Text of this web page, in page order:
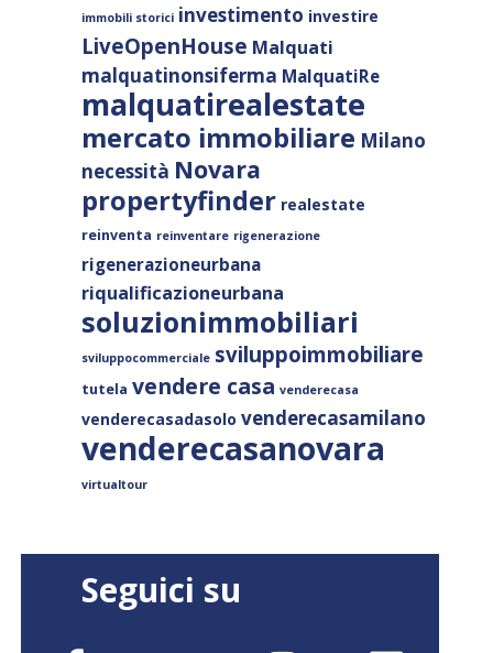
immobili storici investimento investire
LiveOpenHouse Malquati
malquatinonsiferma MalquatiRe
malquatirealestate
mercato immobiliare Milano
necessità Novara
propertyfinder realestate
reinventa reinventare rigenerazione
rigenerazioneurbana
riqualificazioneurbana
soluzionimmobiliari
sviluppocommerciale sviluppoimmobiliare
tutela vendere casa venderecasa
venderecasadasolo venderecasamilano
venderecasanovara
virtualtour
Seguici su